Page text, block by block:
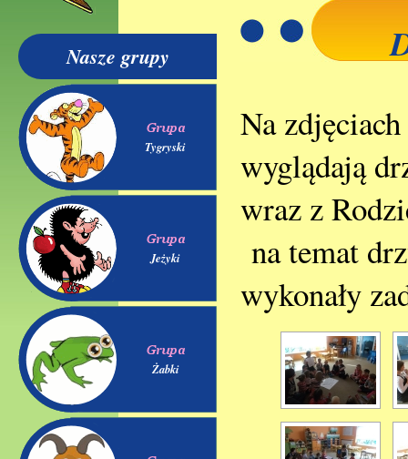
Nasze grupy
Tygryski
Jeżyki
Żabki
Na
wyglądają
wraz z
na temat
wykonały